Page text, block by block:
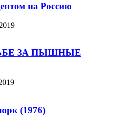
на Россию
ЗА ПЫШНЫЕ
(1976)